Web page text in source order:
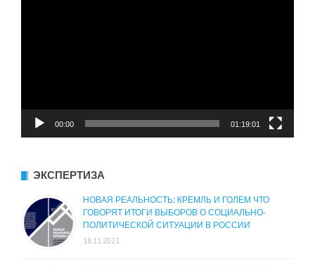
00:00 01:19:01
ЭКСПЕРТИЗА
НОВАЯ РЕАЛЬНОСТЬ: КРЕМЛЬ И ГОЛЕМ ЧТО
ГОВОРЯТ ИТОГИ ВЫБОРОВ О СОЦИАЛЬНО-
ПОЛИТИЧЕСКОЙ СИТУАЦИИ В РОССИИ
18.11.2021